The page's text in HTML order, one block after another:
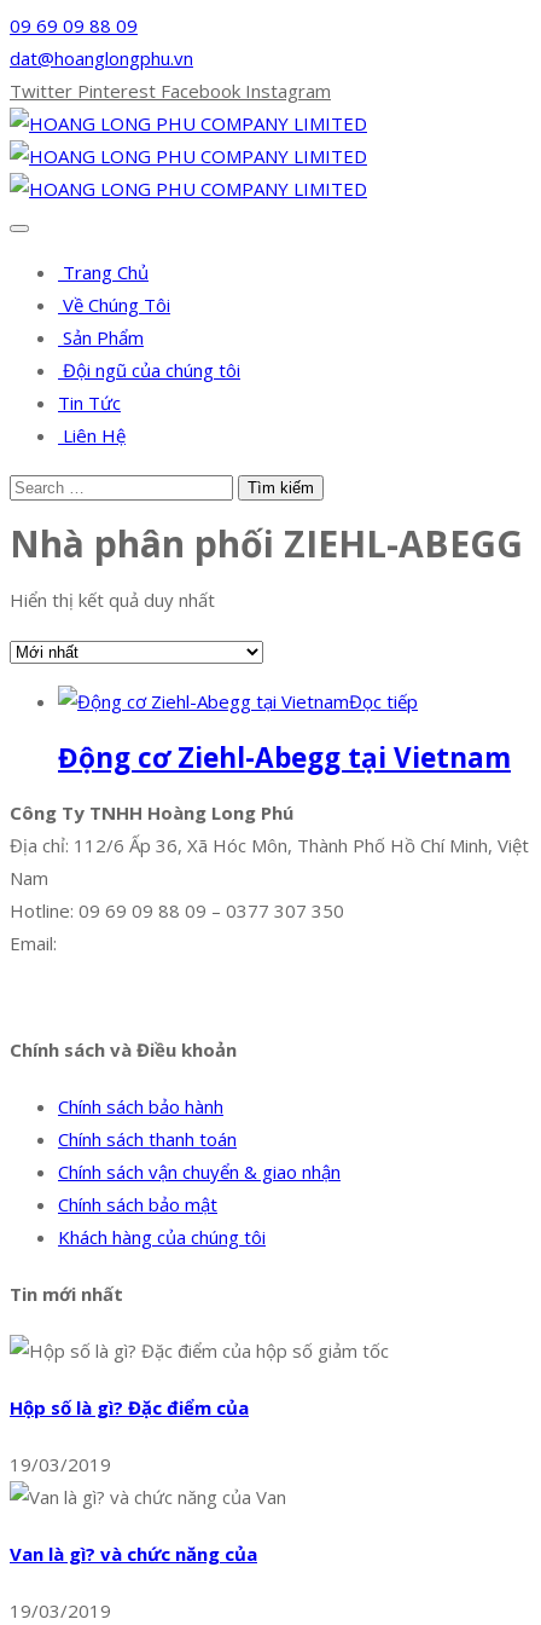
09 69 09 88 09
dat@hoanglongphu.vn
Twitter Pinterest Facebook Instagram
Trang Chủ
Về Chúng Tôi
Sản Phẩm
Đội ngũ của chúng tôi
Tin Tức
Liên Hệ
Nhà phân phối ZIEHL-ABEGG
Hiển thị kết quả duy nhất
Đọc tiếp
Động cơ Ziehl-Abegg tại Vietnam
Công Ty TNHH Hoàng Long Phú
Địa chỉ: 112/6 Ấp 36, Xã Hóc Môn, Thành Phố Hồ Chí Minh, Việt
Nam
Hotline: 09 69 09 88 09 – 0377 307 350
Email:
Chính sách và Điều khoản
Chính sách bảo hành
Chính sách thanh toán
Chính sách vận chuyển & giao nhận
Chính sách bảo mật
Khách hàng của chúng tôi
Tin mới nhất
Hộp số là gì? Đặc điểm của
19/03/2019
Van là gì? và chức năng của
19/03/2019